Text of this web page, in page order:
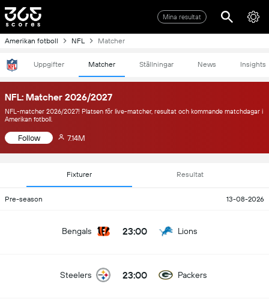
Mina resultat
Amerikan fotboll NFL Matcher
Uppgifter Matcher Ställningar News Insights
NFL: Matcher 2026/2027
NFL-matcher 2026/2027! Platsen för live-matcher, resultat och kommande matchdagar i
Amerikan fotboll.
Follow 7.14M
Fixturer Resultat
Pre-season 13-08-2026
Bengals 23:00 Lions
Steelers 23:00 Packers